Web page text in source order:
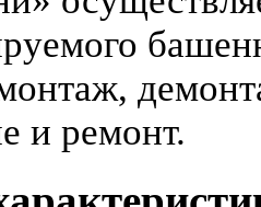
и ремонт.